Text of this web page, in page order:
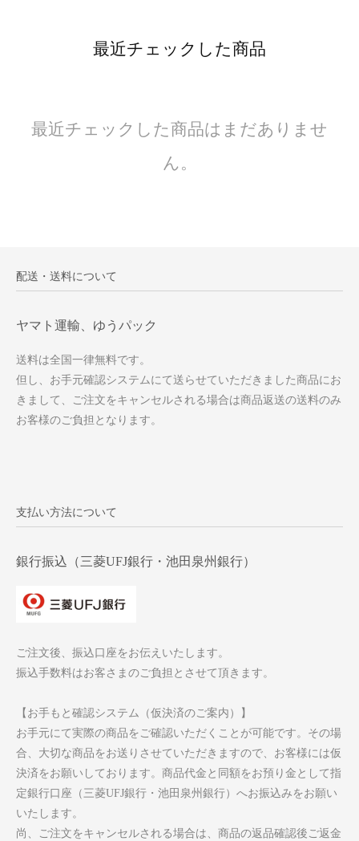
最近チェックした商品
最近チェックした商品はまだありませ
ん。
配送・送料について
ヤマト運輸、ゆうパック
送料は全国一律無料です。
但し、お手元確認システムにて送らせていただきました商品にお
きまして、ご注文をキャンセルされる場合は商品返送の送料のみ
お客様のご負担となります。
支払い方法について
銀行振込（三菱UFJ銀行・池田泉州銀行）
ご注文後、振込口座をお伝えいたします。
振込手数料はお客さまのご負担とさせて頂きます。
【お手もと確認システム（仮決済のご案内）】
お手元にて実際の商品をご確認いただくことが可能です。その場
合、大切な商品をお送りさせていただきますので、お客様には仮
決済をお願いしております。商品代金と同額をお預り金として指
定銀行口座（三菱UFJ銀行・池田泉州銀行）へお振込みをお願い
いたします。
尚、ご注文をキャンセルされる場合は、商品の返品確認後ご返金